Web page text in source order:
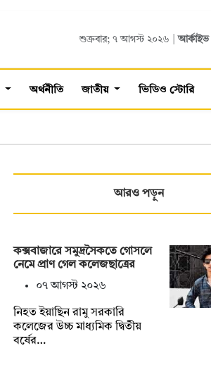
শুক্রবার; ৭ আগস্ট ২০২৬ |আর্কাইভ
অর্থনীতি জাতীয় ভিডিও স্টোরি
আরও পড়ুন
কক্সবাজারে সমুদ্রসৈকতে গোসলে
নেমে প্রাণ গেল কলেজছাত্রের
০৭ আগস্ট ২০২৬
নিহত ইয়াছিন রামু সরকারি
কলেজের উচ্চ মাধ্যমিক দ্বিতীয়
বর্ষের…